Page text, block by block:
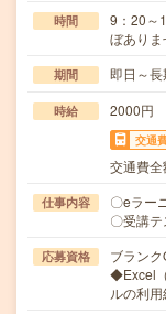
時間
9：20～
ぼあり
期間 即日～長
時給 2000円
交通
交通費全
仕事内容
〇eラー
〇受講
応募資格
ブラン
◆Excel
ルの利